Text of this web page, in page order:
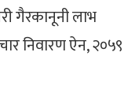
गैरकानूनी लाभ
निवारण ऐन, २०५९